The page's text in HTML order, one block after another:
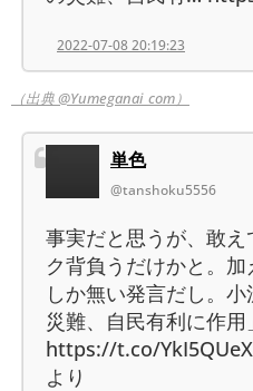
2022-07-08 20:19:23
（出典 @Yumeganai_com）
単色
@tanshoku5556
事実だと思うが、敢
ク背負うだけかと。
しか無い発言だし。
災難、自民有利に作用
https://t.co/
より